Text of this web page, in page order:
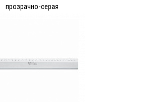
прозрачно-серая